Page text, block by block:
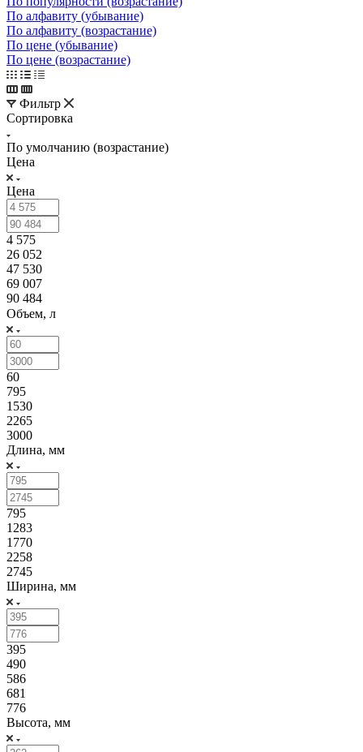
По алфавиту (убывание)
По алфавиту (возрастание)
По цене (убывание)
По цене (возрастание)
Фильтр
Сортировка
По умолчанию (возрастание)
Цена
Цена
4 575
26 052
47 530
69 007
90 484
Объем, л
60
795
1530
2265
3000
Длина, мм
795
1283
1770
2258
2745
Ширина, мм
395
490
586
681
776
Высота, мм